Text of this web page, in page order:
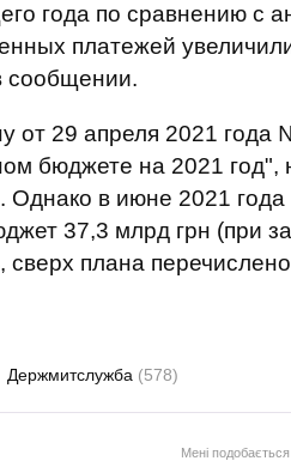
года по сравнению с
платежей
сообщении.
от 29 апреля 2021
бюджете на 2021
Однако в июне 2021
37,3 млрд грн (при
плана
Держмитслужба (578)
Мені подобається